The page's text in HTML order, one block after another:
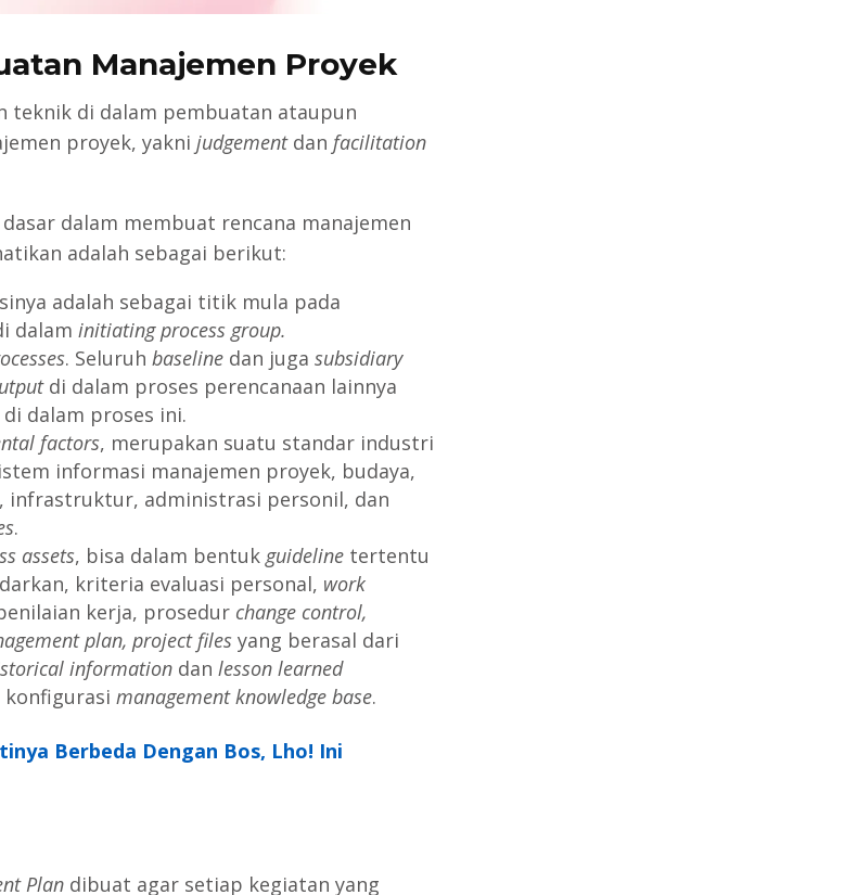
Manajemen Proyek
teknik di dalam pembuatan ataupun
proyek, yakni judgement dan facilitation
dalam membuat rencana manajemen
adalah sebagai berikut:
adalah sebagai titik mula pada
dalam initiating process group.
. Seluruh baselinedan juga subsidiary
di dalam proses perencanaan lainnya
dalam proses ini.
factors, merupakan suatu standar industri
informasi manajemen proyek, budaya,
infrastruktur, administrasi personil, dan
.
assets, bisa dalam bentuk guidelinetertentu
kriteria evaluasi personal, work
kerja, prosedur change control,
plan, project files yang berasal dari
information dan lesson learned
konfigurasi management knowledge base.
Berbeda Dengan Bos, Lho! Ini
Plandibuat agar setiap kegiatan yang